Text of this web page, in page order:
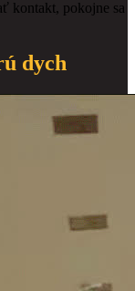
kontakt, pokojne sa
dych